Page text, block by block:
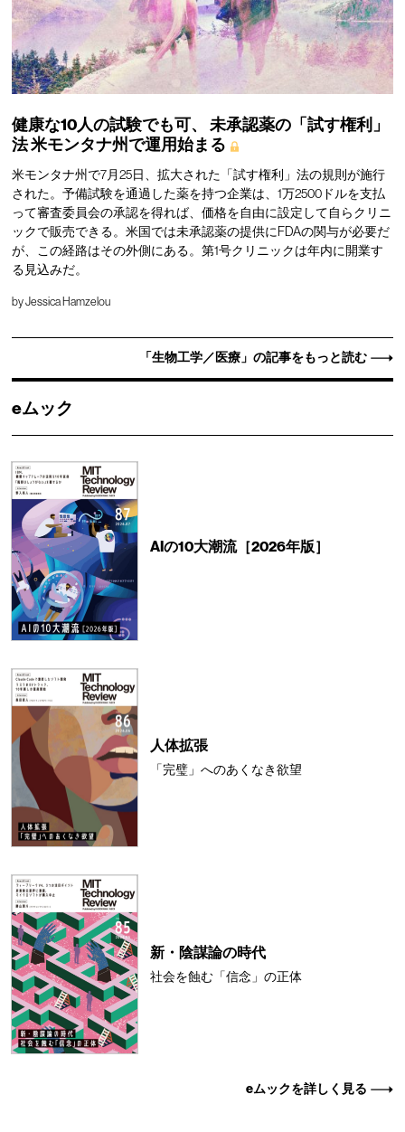
健康な10人の試験でも可、
未承認薬の「試す権利」
法米モンタナ州で運用始まる
米モンタナ州で7月25日、拡大された「試す権利」法の規則が施行
された。予備試験を通過した薬を持つ企業は、1万2500ドルを支払
って審査委員会の承認を得れば、価格を自由に設定して自らクリニ
ックで販売できる。米国では未承認薬の提供にFDAの関与が必要だ
が、この経路はその外側にある。第1号クリニックは年内に開業す
る見込みだ。
byJessica Hamzelou
「生物工学／医療」の記事をもっと読む
eムック
AIの10大潮流［2026年版］
人体拡張
「完璧」へのあくなき欲望
新・陰謀論の時代
社会を蝕む「信念」の正体
eムックを詳しく見る